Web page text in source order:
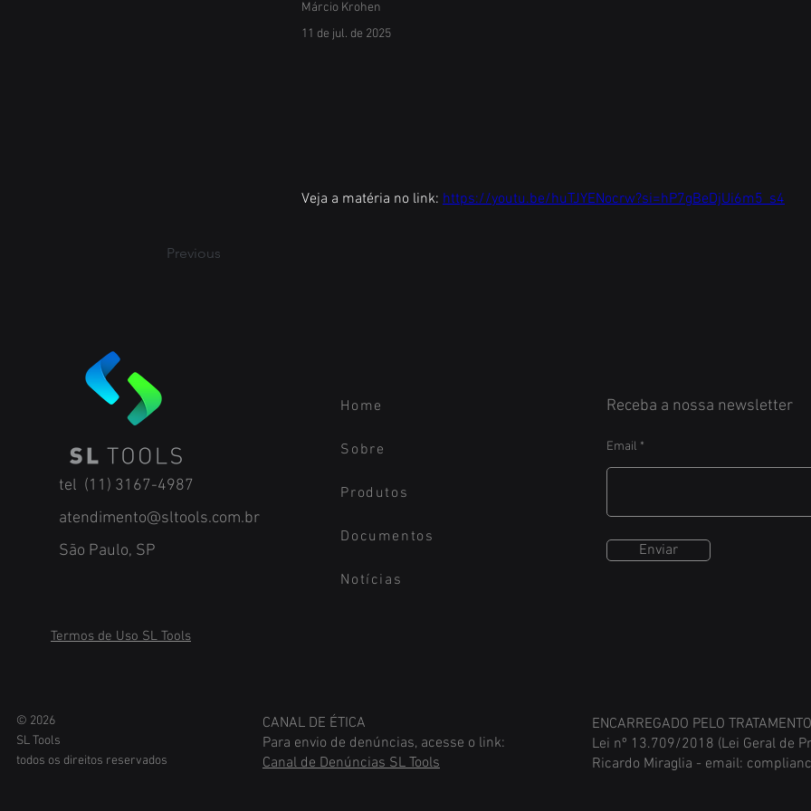
Márcio Krohen
11 de jul. de 2025
Previous
Veja a matéria no link: https://youtu.be/huTJYENocrw?si=hP7gBeDjUi6m5_s4
tel (11) 3167-4987
atendimento@sltools.com.br
São Paulo, SP
Termos de Uso SL Tools
© 2026
SL Tools
todos os direitos reservados
Home
Sobre
Produtos
Documentos
Notícias
Receba a nossa newsletter
Email
Enviar
ENCARREGADO PELO
Lei nº 13.709/2018 (Lei Geral de
Ricardo Miraglia - email:
CANAL DE ÉTICA
Para envio de denúncias, acesse o link:
Canal de Denúncias SL Tools